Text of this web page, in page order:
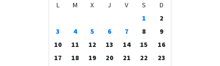
L M X J V S
D
1
2
3
4 5 6 7 8
9
10
11 12 13 14 15
16
17
18 19 20 21 22
23